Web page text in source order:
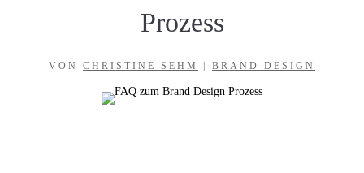
Prozess
VON CHRISTINE SEHM | BRAND DESIGN